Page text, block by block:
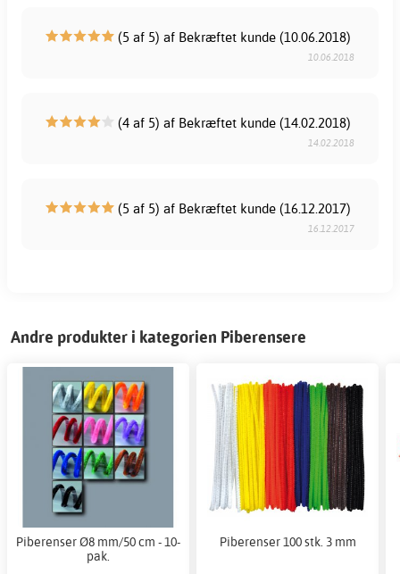
(5 af 5) af Bekræftet kunde (10.06.2018)
10.06.2018
(4 af 5) af Bekræftet kunde (14.02.2018)
14.02.2018
(5 af 5) af Bekræftet kunde (16.12.2017)
16.12.2017
Andre produkter i kategorien Piberensere
Piberenser Ø8 mm/50 cm - 10-
pak.
Piberenser 100 stk. 3 mm